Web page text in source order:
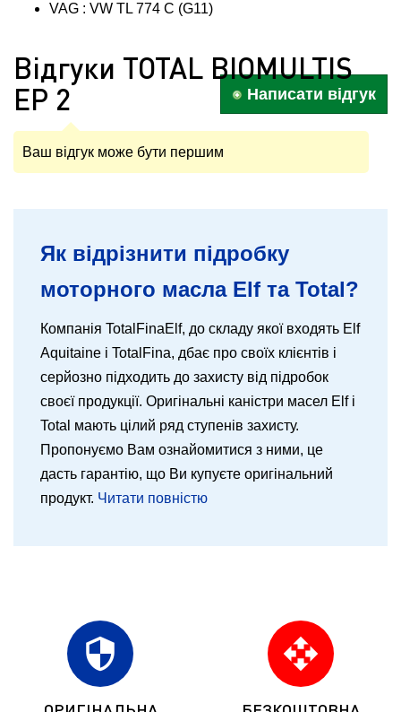
VAG : VW TL 774 C (G11)
Відгуки TOTAL BIOMULTIS
EP 2
Написати відгук
Ваш відгук може бути першим
Як відрізнити підробку
моторного масла Elf та Total?
Компанія TotalFinaElf, до складу якої входять Elf
Aquitaine і TotalFina, дбає про своїх клієнтів і
серйозно підходить до захисту від підробок
своєї продукції. Оригінальні каністри масел Elf і
Total мають цілий ряд ступенів захисту.
Пропонуємо Вам ознайомитися з ними, це
дасть гарантію, що Ви купуєте оригінальний
продукт. Читати повністю
security open_with